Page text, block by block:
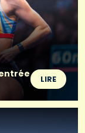
LIRE